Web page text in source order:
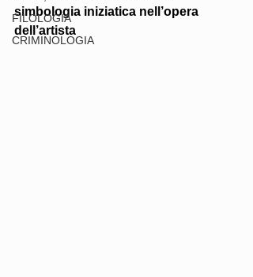
FILOLOGIA
CRIMINOLOGIA
simbologia iniziatica nell’opera
dell’artista